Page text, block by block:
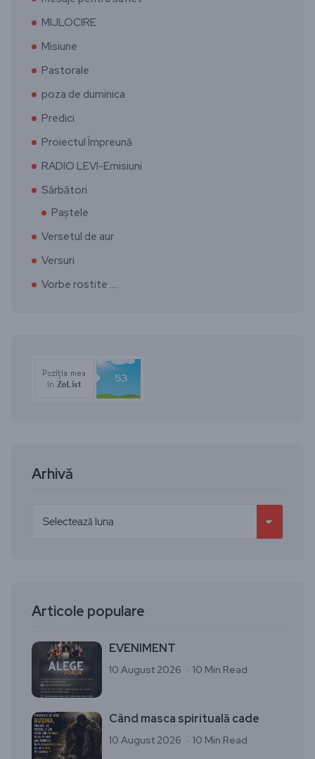
MIJLOCIRE
Misiune
Pastorale
poza de duminica
Predici
Proiectul Împreună
RADIO LEVI-Emisiuni
Sărbători
Paștele
Versetul de aur
Versuri
Vorbe rostite ….
Arhivă
Articole populare
EVENIMENT
10 August 2026 10 Min Read
Când masca spirituală cade
10 August 2026 10 Min Read